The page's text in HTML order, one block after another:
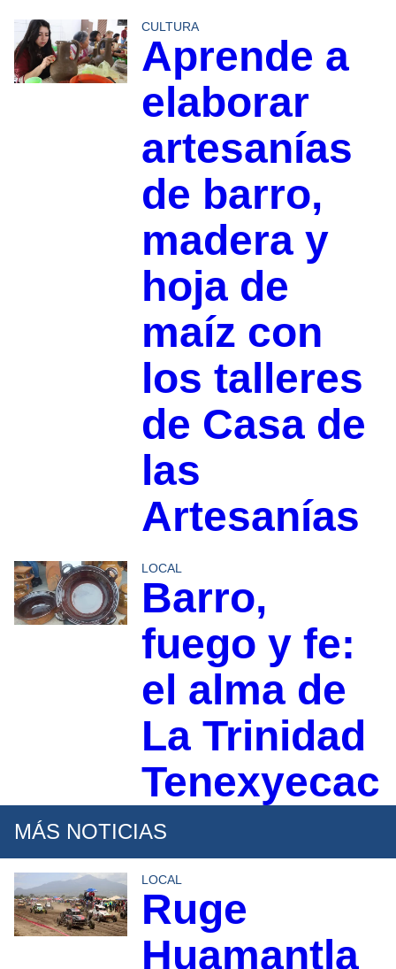
CULTURA
Aprende a
elaborar
artesanías
de barro,
madera y
hoja de
maíz con
los talleres
de Casa de
las
Artesanías
LOCAL
Barro,
fuego y fe:
el alma de
La Trinidad
Tenexyecac
MÁS NOTICIAS
LOCAL
Ruge
Huamantla